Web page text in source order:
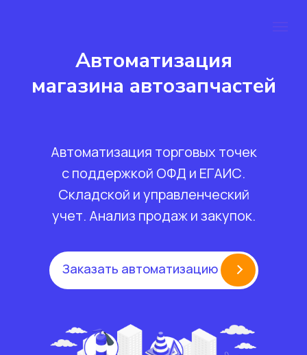
Автоматизация
магазина автозапчастей
Заказать автоматизацию
Автоматизация торговых точек
с поддержкой ОФД и ЕГАИС.
Складской и управленческий
учет. Анализ продаж и закупок.